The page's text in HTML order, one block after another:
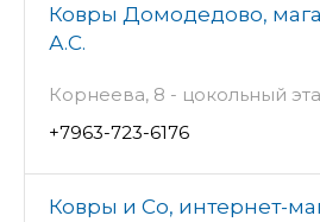
Ковры Домодедово,
А.С.
Корнеева, 8 - цокольный
+7963-723-6176
Ковры и Co, интернет-